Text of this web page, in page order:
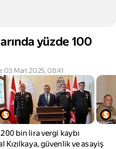
yüzde 100
03 Mart 2025, 08:41
bin lira vergi kaybı
Kızılkaya, güvenlik ve asayiş